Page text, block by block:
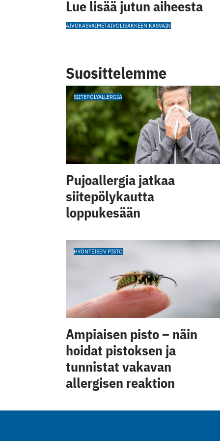
Lue lisää jutun aiheesta
AIVOKASVAIMETAIVOLISÄKKEEN KASVAIN
Suosittelemme
SIITEPÖLYALLERGIA
Pujoallergia jatkaa
siitepölykautta
loppukesään
HYÖNTEISEN PISTO
Ampiaisen pisto – näin
hoidat pistoksen ja
tunnistat vakavan
allergisen reaktion